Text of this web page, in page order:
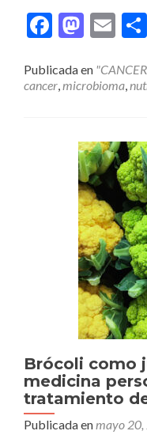
Facebook
Publicada en
cancer,microbioma,
Brócoli como
medicina
tratamiento
Publicada enmayo